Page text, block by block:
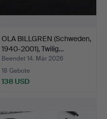
OLA BILLGREN (Schweden,
1940-2001), Twilig…
Beendet 14. Mär 2026
18 Gebote
138 USD